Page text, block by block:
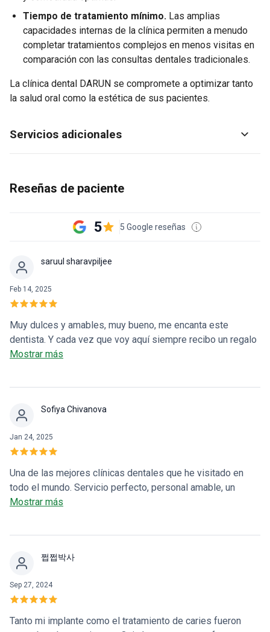
Tiempo de tratamiento mínimo. Las amplias
capacidades internas de la clínica permiten a menudo
completar tratamientos complejos en menos visitas en
comparación con las consultas dentales tradicionales.
La clínica dental DARUN se compromete a optimizar tanto
la salud oral como la estética de sus pacientes.
Servicios adicionales
Reseñas de paciente
5 5 Google reseñas
saruul sharavpiljee
Feb 14, 2025
Muy dulces y amables, muy bueno, me encanta este
dentista. Y cada vez que voy aquí siempre recibo un regalo
que me encanta🤍🍫.
Mostrar más
Sofiya Chivanova
Jan 24, 2025
Una de las mejores clínicas dentales que he visitado en
todo el mundo. Servicio perfecto, personal amable, un
médico talentoso y con sentido del humor, y asistentes
los precios son muy razonables.
Mostrar más
쩝쩝박사
Sep 27, 2024
Tanto mi implante como el tratamiento de caries fueron